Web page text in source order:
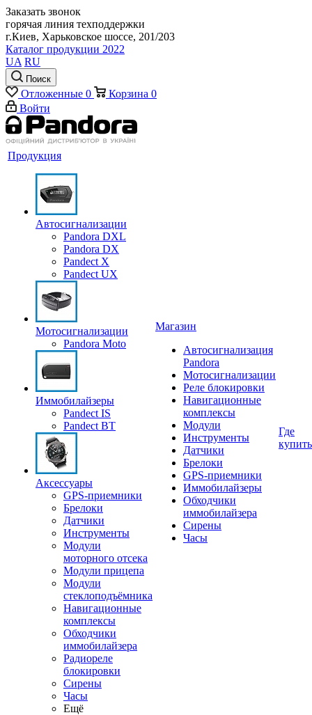
Заказать звонок
горячая линия техподдержки
г.Киев, Харьковское шоссе, 201/203
Каталог продукции 2022
UA RU
Поиск
Отложенные 0 Корзина 0
Войти
Продукция
Автосигнализации
Pandora DXL
Pandora DX
Pandect X
Pandect UX
Мотосигнализации
Pandora Moto
Иммобилайзеры
Pandect IS
Pandect BT
Аксессуары
GPS-приемники
Брелоки
Датчики
Инструменты
Модули
моторного отсека
Модули прицепа
Модули
стеклоподъёмника
Навигационные
комплексы
Обходчики
иммобилайзера
Радиореле
блокировки
Сирены
Часы
Ещё
Магазин
Автосигнализация
Pandora
Мотосигнализации
Реле блокировки
Навигационные
комплексы
Модули
Инструменты
Датчики
Брелоки
GPS-приемники
Иммобилайзеры
Обходчики
иммобилайзера
Сирены
Часы
Где
купить